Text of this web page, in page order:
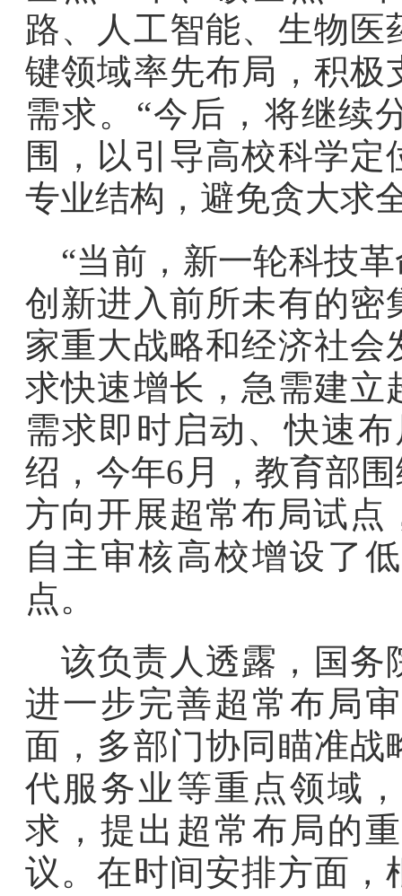
路、人工智能、生物
键领域率先布局，积极
需求。“今后，将继续
围，以引导高校科学
专业结构，避免贪大求
“当前，新一轮科技
创新进入前所未有的密
家重大战略和经济社
求快速增长，急需建立
需求即时启动、快速
绍，今年6月，教育部
方向开展超常布局试点
自主审核高校增设了
点。
该负责人透露，国务
进一步完善超常布局
面，多部门协同瞄准战
代服务业等重点领域
求，提出超常布局的
议。在时间安排方面，